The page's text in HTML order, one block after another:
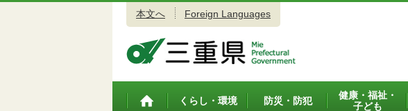
本文へ Foreign Languages
くらし・環境 防災・防犯
健康・福祉・
子ども